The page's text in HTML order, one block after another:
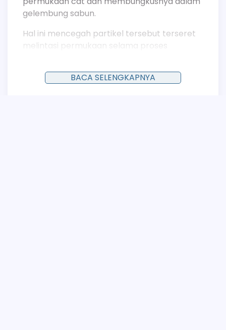
gelembung sabun.
Hal ini mencegah partikel tersebut terseret
melintasi permukaan selama proses
menunjukkan bahwa busa yang padat dapat
bertindak sebagai bantalan pelindung, yang
BACA SELENGKAPNYA